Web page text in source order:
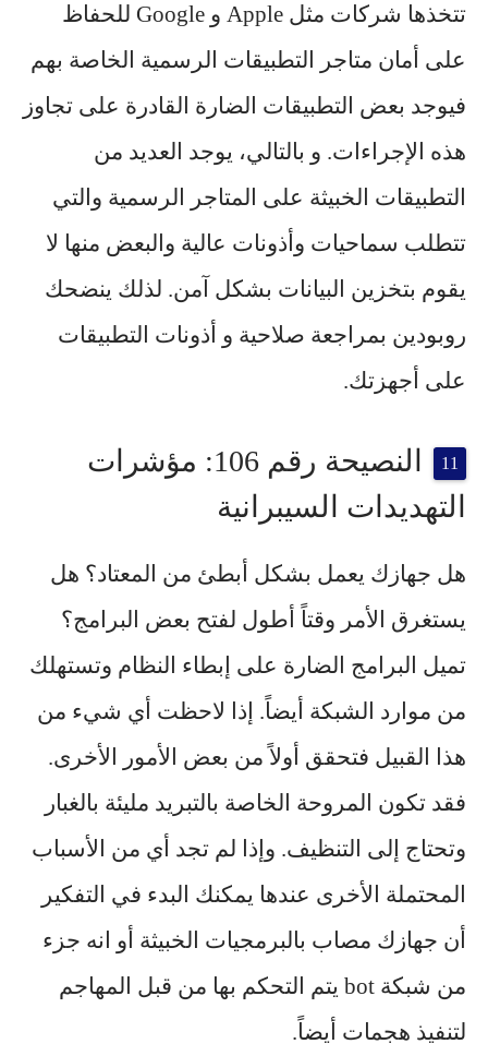
تتخذها شركات مثل Apple و Google للحفاظ
على أمان متاجر التطبيقات الرسمية الخاصة بهم
فيوجد بعض التطبيقات الضارة القادرة على تجاوز
هذه الإجراءات. و بالتالي، يوجد العديد من
التطبيقات الخبيثة على المتاجر الرسمية والتي
تتطلب سماحيات وأذونات عالية والبعض منها لا
يقوم بتخزين البيانات بشكل آمن. لذلك ينضحك
روبودين بمراجعة صلاحية و أذونات التطبيقات
على أجهزتك.
النصيحة رقم 106: مؤشرات
التهديدات السيبرانية
هل جهازك يعمل بشكل أبطئ من المعتاد؟ هل
يستغرق الأمر وقتاً أطول لفتح بعض البرامج؟
تميل البرامج الضارة على إبطاء النظام وتستهلك
من موارد الشبكة أيضاً. إذا لاحظت أي شيء من
هذا القبيل فتحقق أولاً من بعض الأمور الأخرى.
فقد تكون المروحة الخاصة بالتبريد مليئة بالغبار
وتحتاج إلى التنظيف. وإذا لم تجد أي من الأسباب
المحتملة الأخرى عندها يمكنك البدء في التفكير
أن جهازك مصاب بالبرمجيات الخبيثة أو انه جزء
من شبكة bot يتم التحكم بها من قبل المهاجم
لتنفيذ هجمات أيضاً.